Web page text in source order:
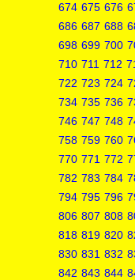
674 675 676
686 687 688
698 699 700
710 711 712
722 723 724
734 735 736
746 747 748
758 759 760
770 771 772
782 783 784
794 795 796
806 807 808
818 819 820
830 831 832
842 843 844